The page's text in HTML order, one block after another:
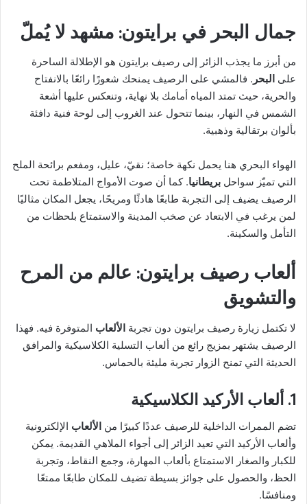
جمال البحر في برايتون: مشهد لا يُملّ
من أبرز ما يجذب الزائر إلى رصيف برايتون هو الإطلالة الساحرة
على البحر . فالمشي على الرصيف يمنحك شعورًا رائعًا بالانفتاح
والحرية، حيث تمتد المياه أمامك بلا نهاية، وتنعكس عليها أشعة
الشمس في النهار، بينما تتحول عند الغروب إلى لوحة فنية دافئة
بألوان برتقالية وذهبية.
الهواء البحري هنا يحمل نكهة خاصة؛ نقيّ، عليل، ومفعم برائحة الملح
التي تميّز سواحل بريطانيا. كما أن صوت الأمواج المتلاطمة تحت
الرصيف يضيف إلى التجربة طابعًا هادئًا ومريحًا، يجعل المكان مثاليًا
لمن يرغب في الابتعاد عن صخب المدينة والاستمتاع بلحظات من
التأمل والسكينة.
ألعاب رصيف برايتون: عالم من المرح
والتشويق
لا تكتمل زيارة رصيف برايتون دون تجربة الألعاب المتوفرة فيه. فهذا
الرصيف يشتهر بمزيج رائع من ألعاب التسلية الكلاسيكية والمرافق
الحديثة التي تمنح الزوار تجربة مليئة بالحماس.
1. ألعاب الأركيد الكلاسيكية
تضم الممرات الداخلية للرصيف عددًا كبيرًا من الألعاب الإلكترونية
وألعاب الأركيد التي تعيد الزائر إلى أجواء الملاهي القديمة. يمكن
للكبار والصغار الاستمتاع بألعاب المهارة، وجمع النقاط، وتجربة
الحظ، والحصول على جوائز بسيطة تضيف للمكان طابعًا ممتعًا
ومنافسًا.